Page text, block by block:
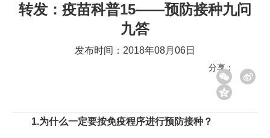
转发：疫苗科普15——预防接种九问
九答
发布时间：2018年08月06日
分享：
1.为什么一定要按免疫程序进行预防接种？